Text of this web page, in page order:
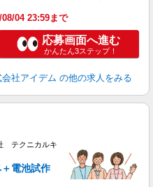
04 23:59まで
応募画面へ進む
かんたん3ステップ！
会社アイデム の他の求人をみる
テクニカルキ
電池試作